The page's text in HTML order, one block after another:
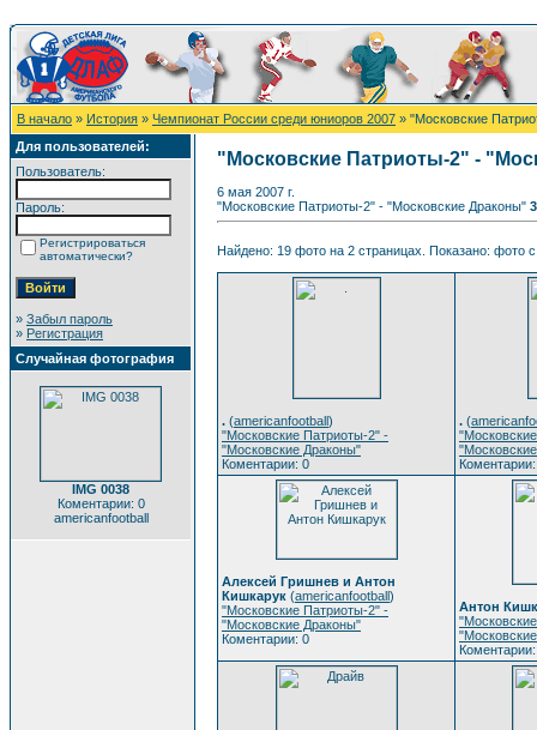
В начало » История » Чемпионат России среди юниоров 2007 » "Московские
Для пользователей:
Пользователь:
Пароль:
Регистрироваться
автоматически?
» Забыл пароль
» Регистрация
Случайная фотография
IMG 0038
Коментарии: 0
americanfootball
"Московские Патриоты-2" -
6 мая 2007 г.
"Московские Патриоты-2" - "Московские Драконы"
Найдено: 19 фото на 2 страницах. Показано: фото
. (americanfootball)
"Московские Патриоты-2" -
"Московские Драконы"
Коментарии: 0
. (
Алексей Гришнев и Антон
Кишкарук (americanfootball)
"Московские Патриоты-2" -
"Московские Драконы"
Коментарии: 0
Антон